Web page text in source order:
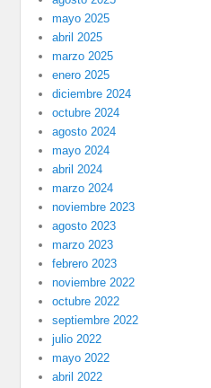
mayo 2025
abril 2025
marzo 2025
enero 2025
diciembre 2024
octubre 2024
agosto 2024
mayo 2024
abril 2024
marzo 2024
noviembre 2023
agosto 2023
marzo 2023
febrero 2023
noviembre 2022
octubre 2022
septiembre 2022
julio 2022
mayo 2022
abril 2022